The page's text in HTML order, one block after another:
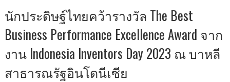
นักประดิษฐ์ไทยคว้ารางวัล The Best
Business Performance Excellence Award จาก
งาน Indonesia Inventors Day 2023 ณ บาหลี
สาธารณรัฐอินโดนีเซีย